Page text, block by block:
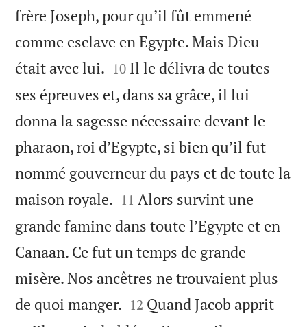
frère Joseph, pour qu’il fût emmené
comme esclave en Egypte. Mais Dieu
était avec lui. 

10 Il le délivra de toutes
ses épreuves et, dans sa grâce, il lui
donna la sagesse nécessaire devant le
pharaon, roi d’Egypte, si bien qu’il fut
nommé gouverneur du pays et de toute la
maison royale. 

11 Alors survint une
grande famine dans toute l’Egypte et en
Canaan. Ce fut un temps de grande
misère. Nos ancêtres ne trouvaient plus
de quoi manger. 

12 Quand Jacob apprit